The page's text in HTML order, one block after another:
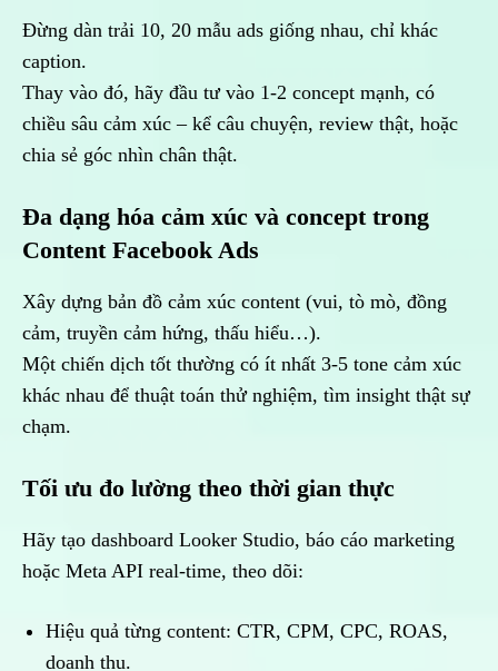
Đừng dàn trải 10, 20 mẫu ads giống nhau, chỉ khác
caption.
Thay vào đó, hãy đầu tư vào 1-2 concept mạnh, có
chiều sâu cảm xúc – kể câu chuyện, review thật, hoặc
chia sẻ góc nhìn chân thật.
Đa dạng hóa cảm xúc và concept trong
Content Facebook Ads
Xây dựng bản đồ cảm xúc content (vui, tò mò, đồng
cảm, truyền cảm hứng, thấu hiểu…).
Một chiến dịch tốt thường có ít nhất 3-5 tone cảm xúc
khác nhau để thuật toán thử nghiệm, tìm insight thật sự
chạm.
Tối ưu đo lường theo thời gian thực
Hãy tạo dashboard Looker Studio, báo cáo marketing
hoặc Meta API real-time, theo dõi:
Hiệu quả từng content: CTR, CPM, CPC, ROAS,
doanh thu.